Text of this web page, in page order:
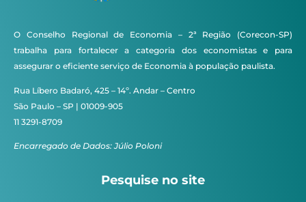
O Conselho Regional de Economia – 2ª Região (Corecon-SP)
trabalha para fortalecer a categoria dos economistas e para
assegurar o eficiente serviço de Economia à população paulista.
Rua Líbero Badaró, 425 – 14º. Andar – Centro
São Paulo – SP | 01009-905
11 3291-8709
Encarregado de Dados: Júlio Poloni
Pesquise no site